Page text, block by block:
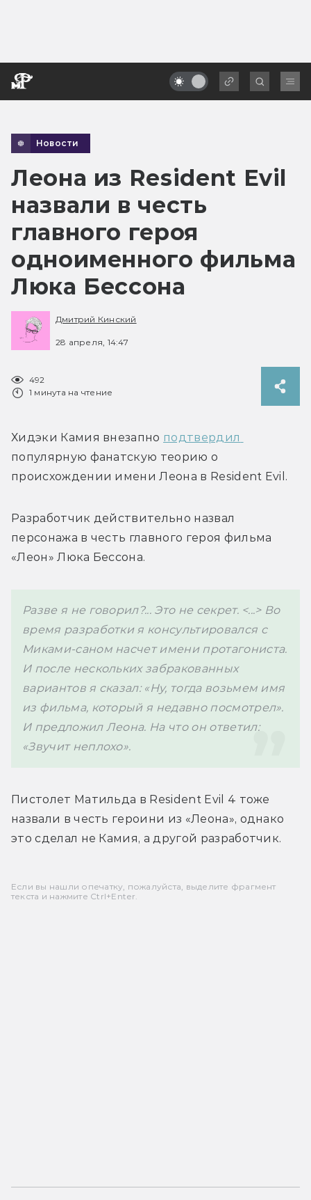
Новости
Леона из Resident Evil
назвали в честь
главного героя
одноименного фильма
Люка Бессона
Дмитрий Кинский
28 апреля, 14:47
492
1 минута на чтение
Хидэки Камия внезапно
популярную фанатскую теорию о
происхождении имени Леона в Resident Evil.
Разработчик действительно назвал
персонажа в честь главного героя фильма
«Леон» Люка Бессона.
Разве я не говорил?... Это не секрет. <...> Во
время разработки я консультировался с
Миками-саном насчет имени протагониста.
И после нескольких забракованных
вариантов я сказал: «Ну, тогда возьмем имя
из фильма, который я недавно посмотрел».
И предложил Леона. На что он ответил:
«Звучит неплохо».
Пистолет Матильда в Resident Evil 4 тоже
назвали в честь героини из «Леона», однако
это сделал не Камия, а другой разработчик.
Если вы нашли опечатку, пожалуйста, выделите фрагмент
текста и нажмите Ctrl+Enter.